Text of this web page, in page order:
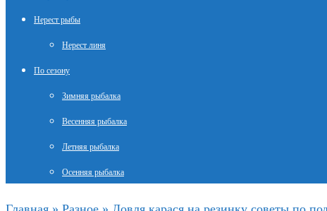
Нерест рыбы
Нерест линя
По сезону
Зимняя рыбалка
Весенняя рыбалка
Летняя рыбалка
Осенняя рыбалка